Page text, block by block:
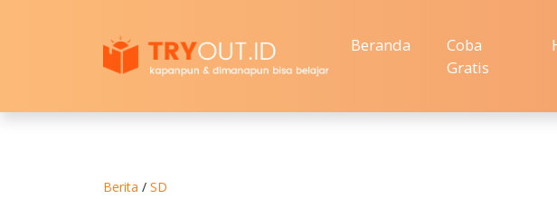
Beranda
Coba
Gratis
Berita / SD